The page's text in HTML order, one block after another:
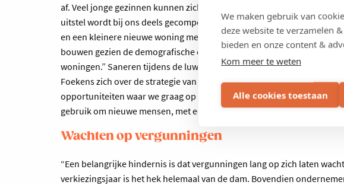
We maken gebruik van
deze website te verzamelen
bieden en onze content &
Kom meer te weten
Alle cookies toestaan
af. Veel jonge gezinnen kunnen zich de eerste jaren geen nieuwe
uitstel wordt bij ons deels gecompenseerd door meer 55-plussers die
en een kleinere nieuwe woning met modernere technieken kopen. En
bouwen gezien de demografische evolutie (eenoudergezinnen,
woningen.” Saneren tijdens de luwte in de business is voor Danneels
Foekens zich over de strategie van het bedrijf. “We moeten wakker
opportuniteiten waar we graag op inspelen. De vraag is wie ze als
gebruik om nieuwe mensen, met een specifieke kennis of ervaring aan
Wachten op vergunningen
“Een belangrijke hindernis is dat vergunningen lang op zich laten
verkiezingsjaar is het hek helemaal van de dam. Bovendien